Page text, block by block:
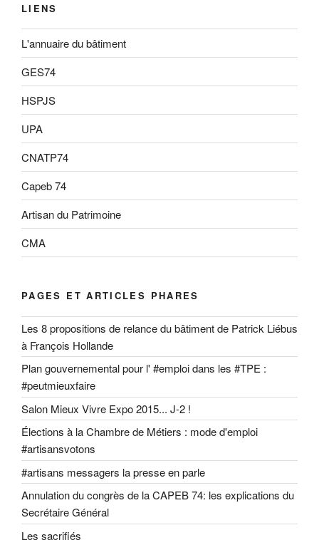
LIENS
L'annuaire du bâtiment
GES74
HSPJS
UPA
CNATP74
Capeb 74
Artisan du Patrimoine
CMA
PAGES ET ARTICLES PHARES
Les 8 propositions de relance du bâtiment de Patrick Liébus
à François Hollande
Plan gouvernemental pour l' #emploi dans les #TPE :
#peutmieuxfaire
Salon Mieux Vivre Expo 2015... J-2 !
Élections à la Chambre de Métiers : mode d'emploi
#artisansvotons
#artisans messagers la presse en parle
Annulation du congrès de la CAPEB 74: les explications du
Secrétaire Général
Les sacrifiés